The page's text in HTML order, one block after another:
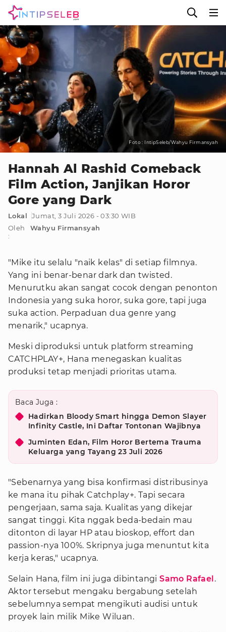
Foto : IntipSeleb/Wahyu Firmansyah
Hannah Al Rashid Comeback
Film Action, Janjikan Horor
Gore yang Dark
Lokal
Jumat, 3 Juli 2026 - 03:30 WIB
Oleh
:
Wahyu Firmansyah
"Mike itu selalu "naik kelas" di setiap filmnya.
Yang ini benar-benar dark dan twisted.
Menurutku akan sangat cocok dengan penonton
Indonesia yang suka horor, suka gore, tapi juga
suka action. Perpaduan dua genre yang
menarik," ucapnya.
Meski diproduksi untuk platform streaming
CATCHPLAY+, Hana menegaskan kualitas
produksi tetap menjadi prioritas utama.
Baca Juga :
Hadirkan Bloody Smart hingga Demon Slayer
Infinity Castle, Ini Daftar Tontonan Wajibnya
Juminten Edan, Film Horor Bertema Trauma
Keluarga yang Tayang 23 Juli 2026
"Sebenarnya yang bisa konfirmasi distribusinya
ke mana itu pihak Catchplay+. Tapi secara
pengerjaan, sama saja. Kualitas yang dikejar
sangat tinggi. Kita nggak beda-bedain mau
ditonton di layar HP atau bioskop, effort dan
passion-nya 100%. Skripnya juga menuntut kita
kerja keras," ucapnya.
Selain Hana, film ini juga dibintangiSamo Rafael.
Aktor tersebut mengaku bergabung setelah
sebelumnya sempat mengikuti audisi untuk
proyek lain milik Mike Wiluan.